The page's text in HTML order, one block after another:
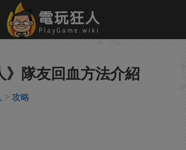
》隊友回血方法介紹
攻略